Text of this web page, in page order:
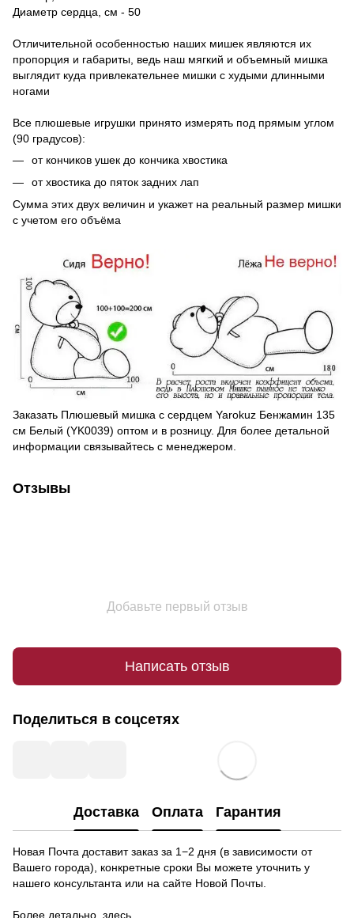
Диаметр сердца, см - 50
Отличительной особенностью наших мишек являются их
пропорция и габариты, ведь наш мягкий и объемный мишка
выглядит куда привлекательнее мишки с худыми длинными
ногами
Все плюшевые игрушки принято измерять под прямым углом
(90 градусов):
от кончиков ушек до кончика хвостика
от хвостика до пяток задних лап
Сумма этих двух величин и укажет на реальный размер мишки
с учетом его объёма
Заказать Плюшевый мишка с сердцем Yarokuz Бенжамин 135
см Белый (YK0039) оптом и в розницу. Для более детальной
информации связывайтесь с менеджером.
Отзывы
Добавьте первый отзыв
Написать отзыв
Поделиться в соцсетях
Доставка Оплата Гарантия
Новая Почта доставит заказ за 1−2 дня (в зависимости от
Вашего города), конкретные сроки Вы можете уточнить у
нашего консультанта или на сайте Новой Почты.
Более детально, здесь